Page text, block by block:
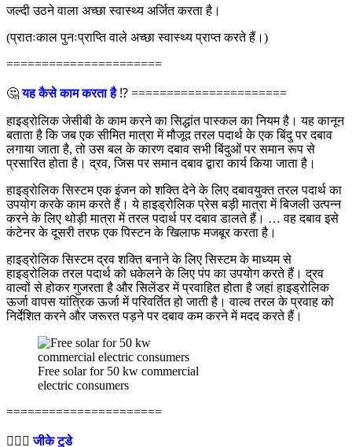
जल्दी उठने वाला अच्छा स्वास्थ्य अर्जित करता है।
(प्रातःकाल पुनःप्राप्ति वाले अच्छा स्वास्थ्य प्राप्त करते हैं।)
======================
🤔यह कैसे काम करता है⁉ ======================
हाइड्रोलिक जेसीबी के काम करने का सिद्धांत पास्कल का नियम है। यह कानून
बताता है कि जब एक सीमित मात्रा में मौजूद तरल पदार्थ के एक बिंदु पर दबाव
लगाया जाता है, तो उस बल के कारण दबाव सभी बिंदुओं पर समान रूप से
प्रसारित होता है। द्रव, जिस पर समान दबाव द्वारा कार्य किया जाता है।
हाइड्रोलिक सिस्टम एक इंजन को शक्ति देने के लिए दबावयुक्त तरल पदार्थ का
उपयोग करके काम करते हैं। ये हाइड्रोलिक प्रेस बड़ी मात्रा में बिजली उत्पन्न
करने के लिए थोड़ी मात्रा में तरल पदार्थ पर दबाव डालते हैं। … वह दबाव इसे
कंटेनर के दूसरी तरफ एक पिस्टन के खिलाफ मजबूर करता है।
हाइड्रोलिक सिस्टम द्रव शक्ति बनाने के लिए सिस्टम के माध्यम से
हाइड्रोलिक तरल पदार्थ को धकेलने के लिए पंप का उपयोग करते हैं। द्रव
वाल्वों से होकर गुजरता है और सिलेंडर में प्रवाहित होता है जहां हाइड्रोलिक
ऊर्जा वापस यांत्रिक ऊर्जा में परिवर्तित हो जाती है। वाल्व तरल के प्रवाह को
निर्देशित करने और जरूरत पड़ने पर दबाव कम करने में मदद करते हैं।
Free solar for 50 kw commercial
electric consumers
======================
💁🏻‍♂‍जीके टुडे